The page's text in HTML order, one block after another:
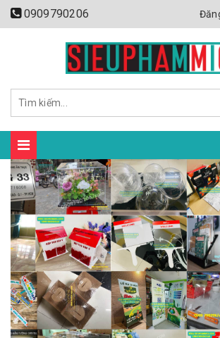
0909790206